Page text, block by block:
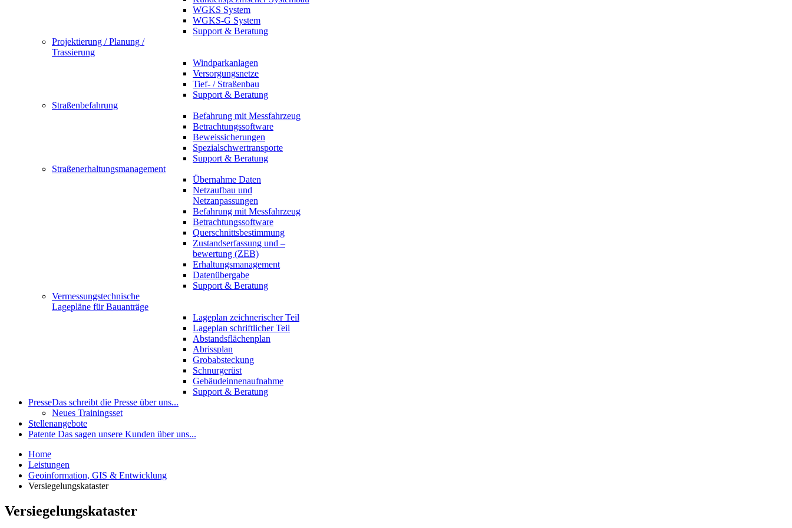
WGKS System
WGKS-G System
Support & Beratung
Projektierung / Planung /
Trassierung
Windparkanlagen
Versorgungsnetze
Tief- / Straßenbau
Support & Beratung
Straßenbefahrung
Befahrung mit Messfahrzeug
Betrachtungssoftware
Beweissicherungen
Spezialschwertransporte
Support & Beratung
Straßenerhaltungsmanagement
Übernahme Daten
Netzaufbau und
Netzanpassungen
Befahrung mit Messfahrzeug
Betrachtungssoftware
Querschnittsbestimmung
Zustandserfassung und –
bewertung (ZEB)
Erhaltungsmanagement
Datenübergabe
Support & Beratung
Vermessungstechnische
Lagepläne für Bauanträge
Lageplan zeichnerischer Teil
Lageplan schriftlicher Teil
Abstandsflächenplan
Abrissplan
Grobabsteckung
Schnurgerüst
Gebäudeinnenaufnahme
Support & Beratung
PresseDas schreibt die Presse über uns...
Neues Trainingsset
Stellenangebote
Patente Das sagen unsere Kunden über uns...
Home
Leistungen
Geoinformation, GIS & Entwicklung
Versiegelungskataster
Versiegelungskataster